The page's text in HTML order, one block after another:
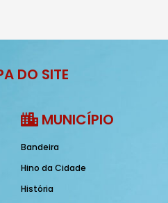
DO SITE
MUNICÍPIO
Bandeira
Hino da Cidade
História